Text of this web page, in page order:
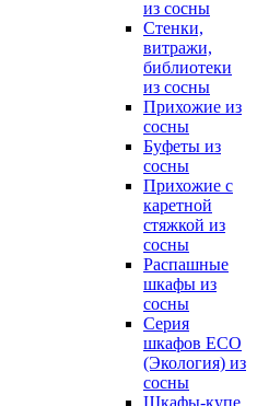
из сосны
Стенки,
витражи,
библиотеки
из сосны
Прихожие из
сосны
Буфеты из
сосны
Прихожие с
каретной
стяжкой из
сосны
Распашные
шкафы из
сосны
Серия
шкафов ECO
(Экология) из
сосны
Шкафы-купе